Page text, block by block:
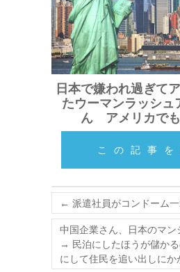
日本で嫌われ過ぎて
たウーマンラッシュ
ん アメリカで
この記事を
← 派遣社員がコンドーム
中国企業さん、日本のマン
→ 民泊にしたほうが儲か
にして住民を追い出しに